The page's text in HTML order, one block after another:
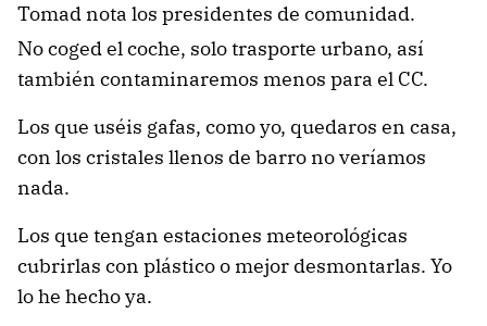
Tomad nota los presidentes de comunidad.
No coged el coche, solo trasporte urbano, así
también contaminaremos menos para el CC.
Los que uséis gafas, como yo, quedaros en casa,
con los cristales llenos de barro no veríamos
nada.
Los que tengan estaciones meteorológicas
cubrirlas con plástico o mejor desmontarlas. Yo
lo he hecho ya.